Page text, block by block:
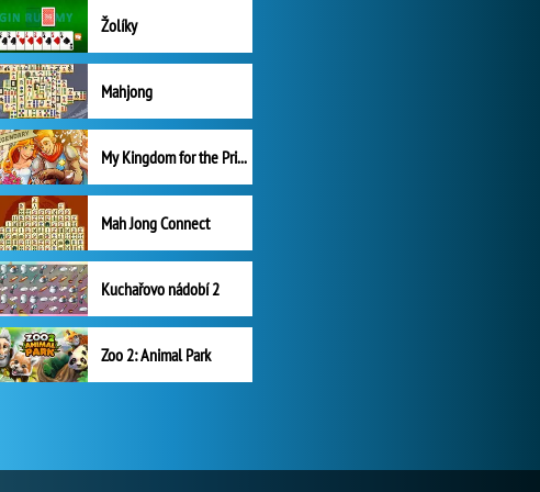
Žolíky
Mahjong
My Kingdom for the Princess Plná verze
Mah Jong Connect
Kuchařovo nádobí 2
Zoo 2: Animal Park